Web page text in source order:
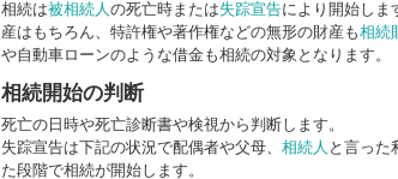
相続は被相続人の死亡時または失踪宣告により開始しま
産はもちろん、特許権や著作権などの無形の財産も相続
や自動車ローンのような借金も相続の対象となります。
相続開始の判断
死亡の日時や死亡診断書や検視から判断します。
失踪宣告は下記の状況で配偶者や父母、 相続人 と言った
た段階で相続が開始します。